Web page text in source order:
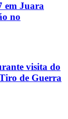
em Juara
no
visita do
de Guerra